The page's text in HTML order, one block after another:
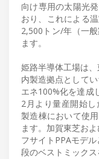
向け専用の太陽光
おり、これによる
2,500トン/年（一
ます。
姫路半導体工場は
内製造拠点として
エネ100%化を達成
2月より量産開始
製造棟において使
ます。加賀東芝お
フサイトPPAモデ
段のベストミックス